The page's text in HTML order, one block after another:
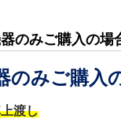
のみご購入の場
のみご購入
渡し